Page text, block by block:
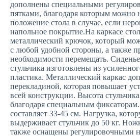
дополнены специальными
пятками, благодаря которым можно
положение стола в случае, если
напольное покрытие.На каркасе
металлический крючок, который
с любой удобной стороны, а также
необходимости перемещать.
стульчика изготовлены из
пластика. Металлический каркас
перекладиной, которая повышает
всей конструкции. Высота
благодаря специальным
составляет 33-45 см. Нагрузка,
выдерживает стульчик до 50 кг.
также оснащены регулировочными